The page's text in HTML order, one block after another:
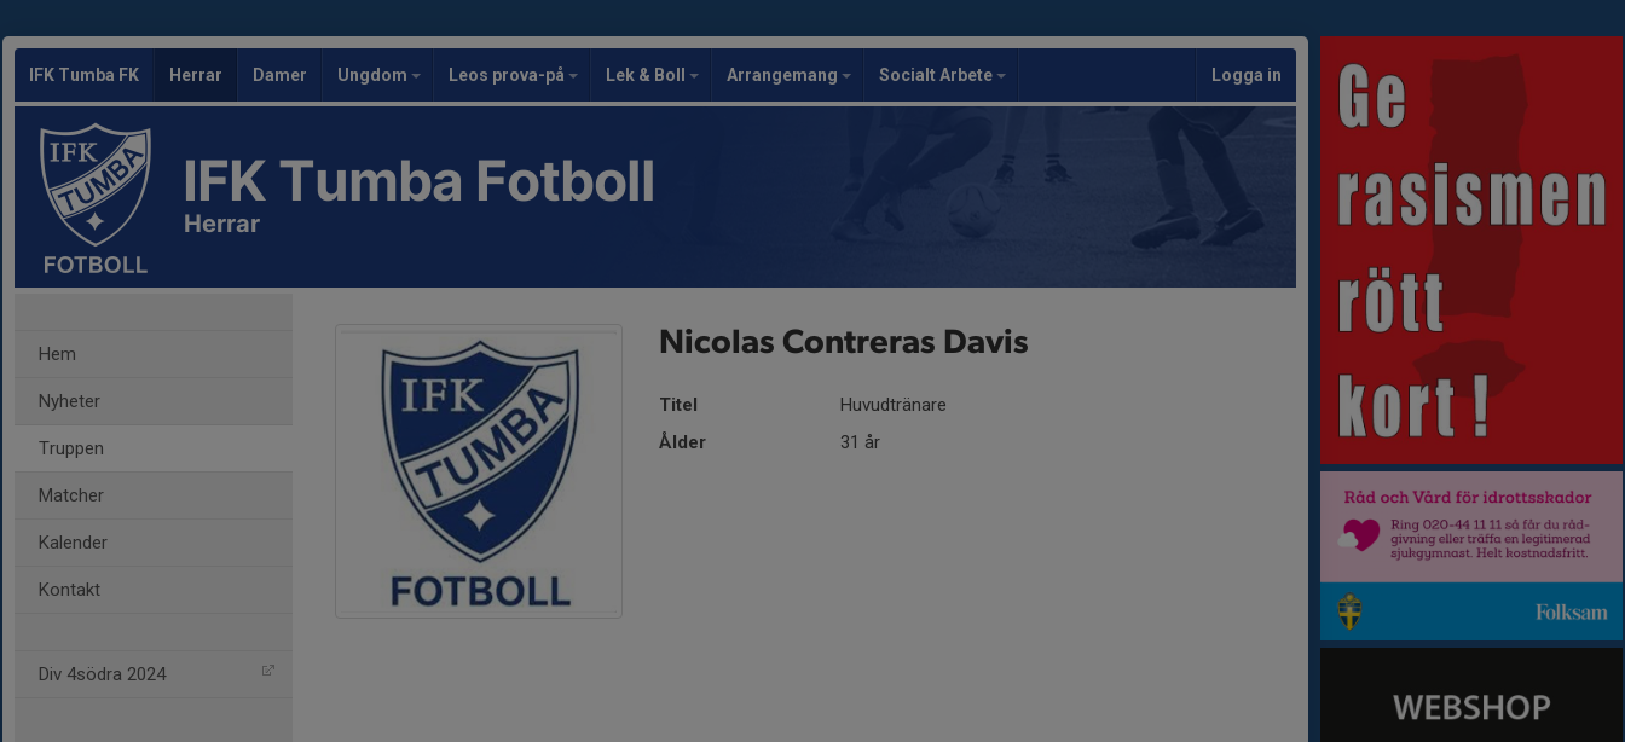
IFK Tumba FK Herrar Damer Ungdom Leos prova-på Lek & Boll Arrangemang Socialt Arbete Logga in
IFK Tumba Fotboll
Herrar
Hem
Nyheter
Truppen
Matcher
Kalender
Kontakt
Div 4södra 2024
Nicolas Contreras Davis
Titel
Huvudtränare
Ålder
31 år